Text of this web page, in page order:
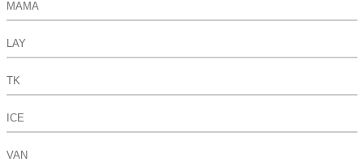
MAMA
LAY
TK
ICE
VAN